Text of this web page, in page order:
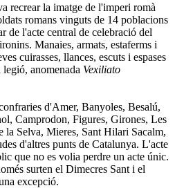
recrear la imatge de l'imperi romà
romans vinguts de 14 poblacions
de l'acte central de celebració del
Manaies, armats, estaferms i
cuirasses, llances, escuts i espases
anomenada Vexiliato
d'Amer, Banyoles, Besalú,
Camprodon, Figures, Girones, Les
la Selva, Mieres, Sant Hilari Sacalm,
d'altres punts de Catalunya. L'acte
que no es volia perdre un acte únic.
surten el Dimecres Sant i el
excepció.